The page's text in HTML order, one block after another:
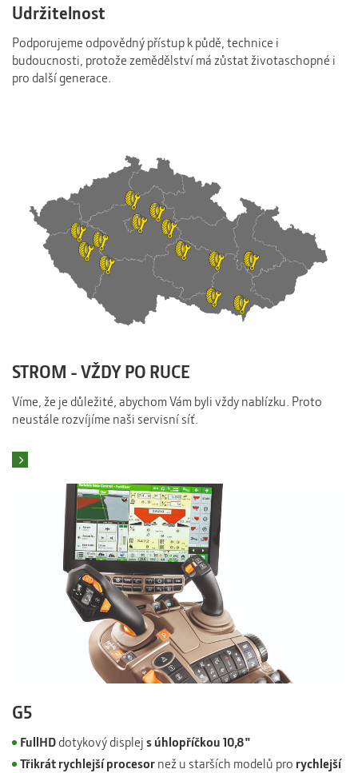
Udržitelnost
Podporujeme odpovědný přístup k půdě, technice i
budoucnosti, protože zemědělství má zůstat životaschopné i
pro další generace.
STROM - VŽDY PO RUCE
Víme, že je důležité, abychom Vám byli vždy nablízku. Proto
neustále rozvíjíme naši servisní síť.
G5
FullHDdotykový displejs úhlopříčkou 10,8"
Třikrát rychlejší procesornež u starších modelů pro rychlejší